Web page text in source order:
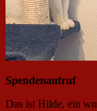
Spendenaufruf
Das ist Hilde, ein